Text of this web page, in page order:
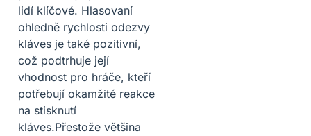
lidí klíčové. Hlasovaní
ohledně rychlosti odezvy
kláves je také pozitivní,
což podtrhuje její
vhodnost pro hráče, kteří
potřebují okamžité reakce
na stisknutí
kláves.Přestože většina